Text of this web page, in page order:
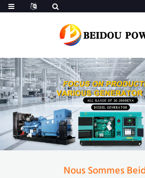
Nous Sommes